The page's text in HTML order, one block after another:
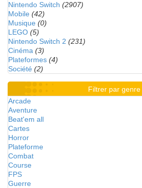
Nintendo Switch (2907)
Mobile (42)
Musique (0)
LEGO (5)
Nintendo Switch 2 (231)
Cinéma (3)
Plateformes (4)
Société (2)
Filtrer par genre
Arcade
Aventure
Beat'em all
Cartes
Horror
Plateforme
Combat
Course
FPS
Guerre